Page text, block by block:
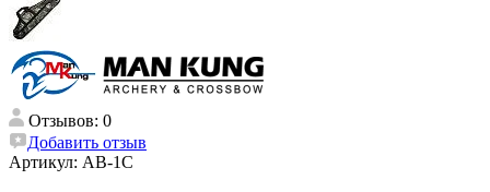
Отзывов: 0
Добавить отзыв
Артикул: AB-1C